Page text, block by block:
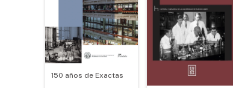
150 años de Exactas